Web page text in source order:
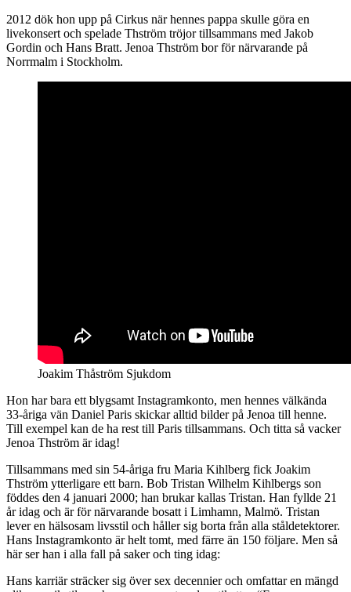
2012 dök hon upp på Cirkus när hennes pappa skulle göra en
livekonsert och spelade Thström tröjor tillsammans med Jakob
Gordin och Hans Bratt. Jenoa Thström bor för närvarande på
Norrmalm i Stockholm.
Joakim Thåström Sjukdom
Hon har bara ett blygsamt Instagramkonto, men hennes välkända
33-åriga vän Daniel Paris skickar alltid bilder på Jenoa till henne.
Till exempel kan de ha rest till Paris tillsammans. Och titta så vacker
Jenoa Thström är idag!
Tillsammans med sin 54-åriga fru Maria Kihlberg fick Joakim
Thström ytterligare ett barn. Bob Tristan Wilhelm Kihlbergs son
föddes den 4 januari 2000; han brukar kallas Tristan. Han fyllde 21
år idag och är för närvarande bosatt i Limhamn, Malmö. Tristan
lever en hälsosam livsstil och håller sig borta från alla ståldetektorer.
Hans Instagramkonto är helt tomt, med färre än 150 följare. Men så
här ser han i alla fall på saker och ting idag:
Hans karriär sträcker sig över sex decennier och omfattar en mängd